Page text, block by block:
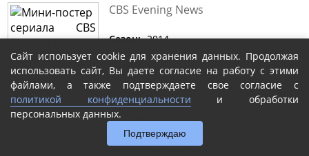
CBS Evening News
Сезон: 2014
Эпизод:
11
Название: Episode 11
Как должен был закончиться
фильм...
How It Should Have Ended
Сайт использует cookie для хранения данных. Продолжая
использовать сайт, Вы даете согласие на работу с этими
файлами, а также подтверждаете свое согласие с
политикой конфиденциальности и обработки
персональных данных.
Подтверждаю